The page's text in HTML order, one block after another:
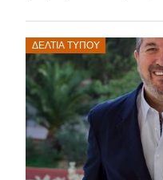
ΔΕΛΤΊΑ ΤΎΠΟΥ
Posted
on